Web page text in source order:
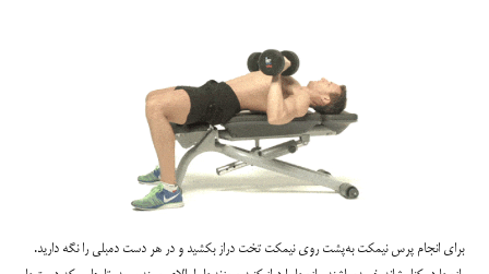
برای انجام پرس نیمکت به‌پشت روی نیمکت تخت دراز بکشید و در هر دست دمبلی را نگه دارید.